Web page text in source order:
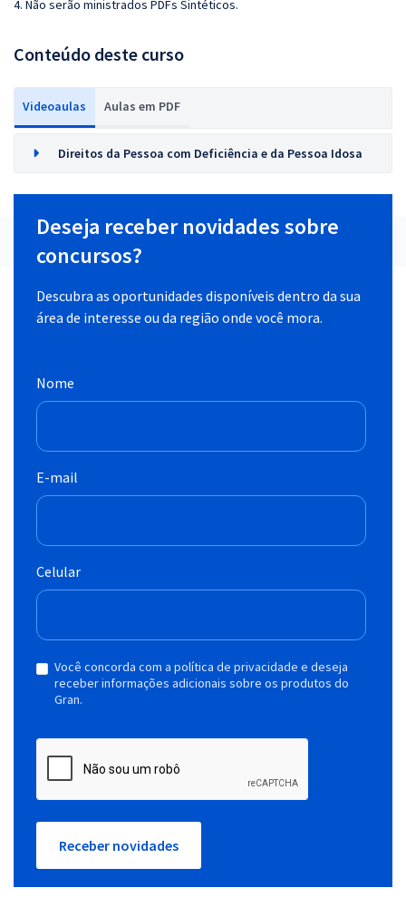
4. Não serão ministrados PDFs Sintéticos.
Conteúdo deste curso
Videoaulas Aulas em PDF
Direitos da Pessoa com Deficiência e da Pessoa Idosa
Deseja receber novidades sobre
concursos?
Descubra as oportunidades disponíveis dentro da sua
área de interesse ou da região onde você mora.
Nome
E-mail
Celular
Você concorda com a política de privacidade e deseja
receber informações adicionais sobre os produtos do
Gran.
Receber novidades